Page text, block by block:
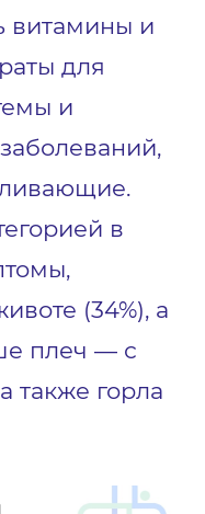
витамины и
для
и
в
(34%), а
плеч — с
также горла